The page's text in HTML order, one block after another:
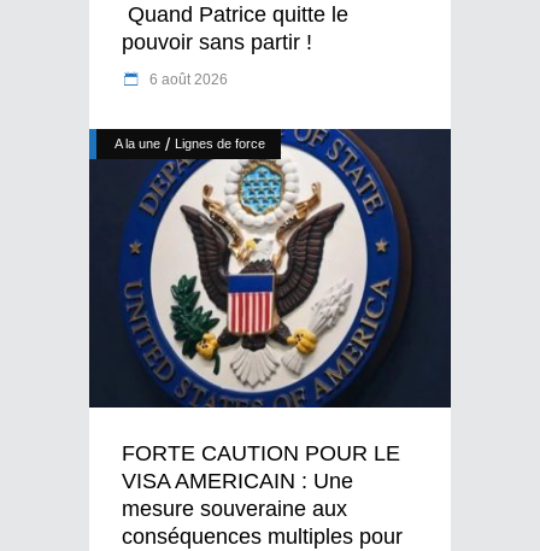
Quand Patrice quitte le
pouvoir sans partir !
6 août 2026
A la une / Lignes de force
FORTE CAUTION POUR LE
VISA AMERICAIN : Une
mesure souveraine aux
conséquences multiples pour